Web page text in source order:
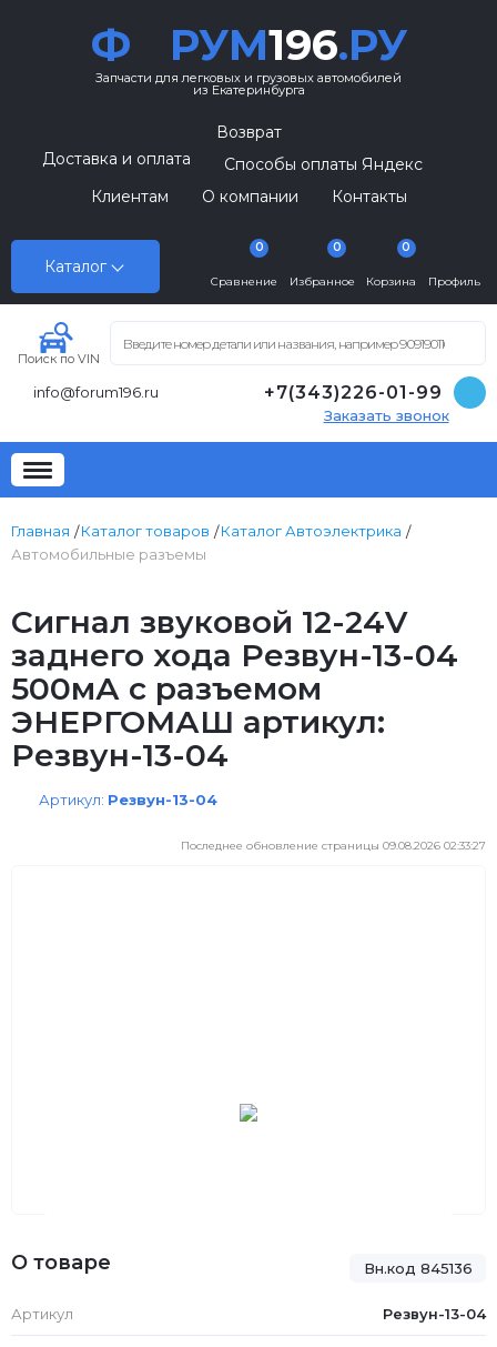
Ф РУМ196.РУ
Запчасти для легковых и грузовых автомобилей
из Екатеринбурга
Каталог
Возврат
Доставка и оплата
Способы оплаты Яндекс
Клиентам
О компании Контакты
Сравнение
0
Избранное
0
Корзина
0
Профиль
Поиск по VIN
info@forum196.ru +7(343)226-01-99
Заказать звонок
Главная Каталог товаров
Каталог Автоэлектрика
Автомобильные разъемы
Сигнал звуковой 12-24V
заднего хода Резвун-13-04
500мА с разъемом
ЭНЕРГОМАШ артикул:
Резвун-13-04
Артикул: Резвун-13-04
Последнее обновление страницы 09.08.2026 02:33:27
Вн.код 845136
О товаре
Артикул Резвун-13-04